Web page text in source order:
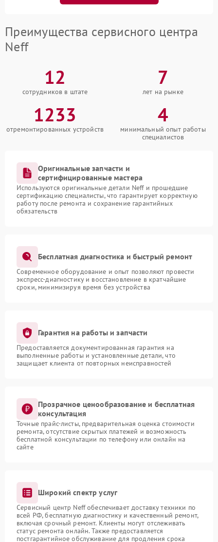
Преимущества сервисного центра
Neff
12
сотрудников в штате
7
лет на рынке
1233
отремонтированных устройств
4
минимальный опыт работы
специалистов
Оригинальные запчасти и
сертифицированные мастера
Используются оригинальные детали Neff и прошедшие
сертификацию специалисты, что гарантирует корректную
работу после ремонта и сохранение гарантийных
обязательств
Бесплатная диагностика и быстрый ремонт
Современное оборудование и опыт позволяют провести
экспресс-диагностику и восстановление в кратчайшие
сроки, минимизируя время без устройства
Гарантия на работы и запчасти
Предоставляется документированная гарантия на
выполненные работы и установленные детали, что
защищает клиента от повторных неисправностей
Прозрачное ценообразование и бесплатная
консультация
Точные прайс-листы, предварительная оценка стоимости
ремонта, отсутствие скрытых платежей и возможность
бесплатной консультации по телефону или онлайн на
сайте
Широкий спектр услуг
Сервисный центр Neff обеспечивает доставку техники по
всей РФ, бесплатную диагностику и качественный ремонт,
включая срочный ремонт. Клиенты могут отслеживать
статус ремонта онлайн. Также предоставляется
постгарантийное обслуживание для продления срока